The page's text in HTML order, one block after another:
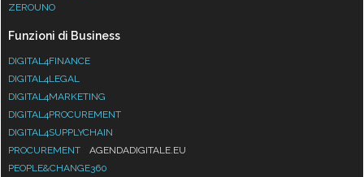
ZEROUNO
Funzioni di Business
DIGITAL4FINANCE
DIGITAL4LEGAL
DIGITAL4MARKETING
DIGITAL4PROCUREMENT
DIGITAL4SUPPLYCHAIN
PROCUREMENT
AGENDADIGITALE.EU
PEOPLE&CHANGE360